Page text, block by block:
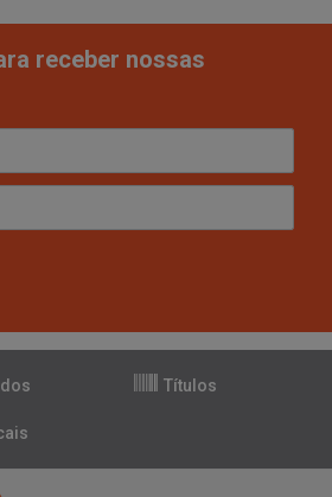
receber nossas
Títulos